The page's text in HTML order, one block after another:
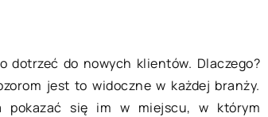
dotrzeć do nowych klientów. Dlaczego?
jest to widoczne w każdej branży.
pokazać się im w miejscu, w którym